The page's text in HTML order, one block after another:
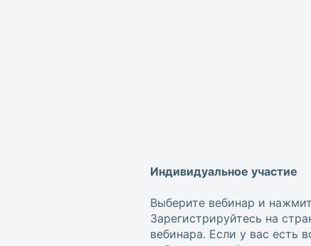
Индивидуальное участие
Выберите вебинар и
Зарегистрируйтесь на
вебинара. Если у вас есть